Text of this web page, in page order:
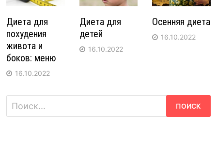
Диета для
похудения
живота и
боков: меню
16.10.2022
Диета для
детей
16.10.2022
Осенняя диета
16.10.2022
Найти: